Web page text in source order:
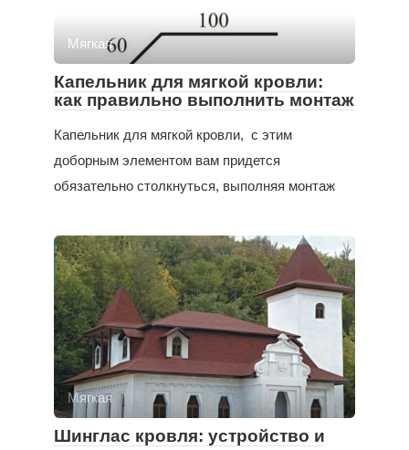
Мягкая
Капельник для мягкой кровли:
как правильно выполнить монтаж
Капельник для мягкой кровли, с этим
доборным элементом вам придется
обязательно столкнуться, выполняя монтаж
Мягкая
Шинглас кровля: устройство и